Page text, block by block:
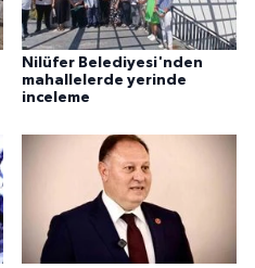
Nilüfer Belediyesi'nden
mahallelerde yerinde
inceleme